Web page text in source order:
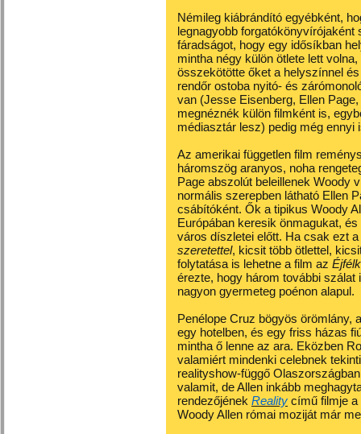
Némileg kiábrándító egyébként,
legnagyobb
fáradságot, hogy egy idősíkban
mintha négy külön ötlete lett
összekötötte őket a helyszínnel
rendőr ostoba nyitó- és
van (Jesse Eisenberg, Ellen
megnéznék külön filmként is,
médiasztár lesz) pedig még ennyi
Az amerikai független film
háromszög aranyos, noha
Page abszolút beleillenek Woody
normális szerepben látható Ellen
csábítóként. Ők a tipikus Woody
Európában keresik önmagukat,
város díszletei előtt. Ha csak ezt
szeretettel, kicsit több ötlettel,
folytatása is lehetne a film az
érezte, hogy három további
nagyon gyermeteg poénon alapul.
Penélope Cruz bögyös örömlány,
egy hotelben, és egy friss házas
mintha ő lenne az ara. Eközben
valamiért mindenki celebnek
realityshow-függő
valamit, de Allen inkább
rendezőjének Reality című filmje a
Woody Allen római moziját már